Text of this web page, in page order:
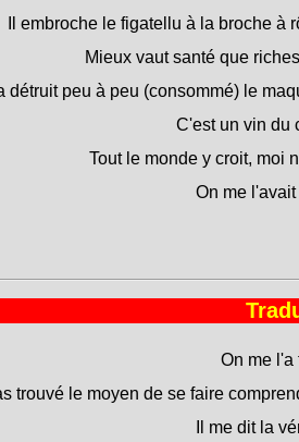
Il embroche le figatellu à la broche à
Mieux vaut santé que
détruit peu à peu (consommé) le
C'est un vin du
Tout le monde y croit, moi
On me l'avait
On me l'a
trouvé le moyen de se faire
Il me dit la